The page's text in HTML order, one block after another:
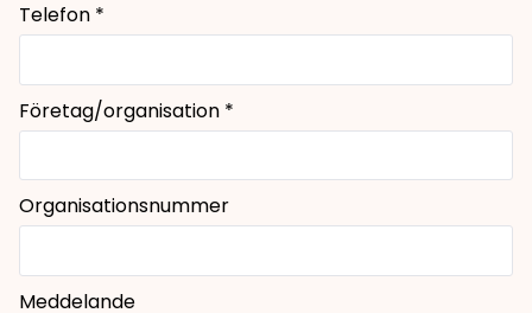
Telefon *
Företag/organisation *
Organisationsnummer
Meddelande